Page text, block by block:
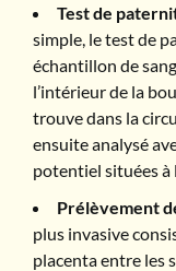
Test de
simple, le test de
échantillon de
l’intérieur de la
trouve dans la
ensuite analysé
potentiel situées à
Prélèvement
plus invasive
placenta entre les